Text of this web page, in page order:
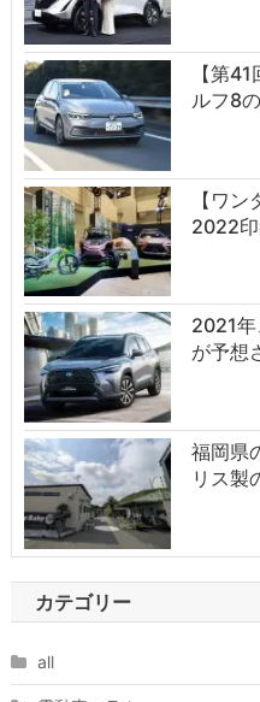
【第
ルフ8
【ワ
2022印
2021
が予想
福岡県
リス製
カテゴリー
all